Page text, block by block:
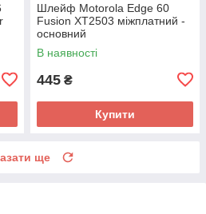
Шлейф Motorola Edge 60
Fusion XT2503 міжплатний -
основний
В наявності
445 ₴
Купити
ще